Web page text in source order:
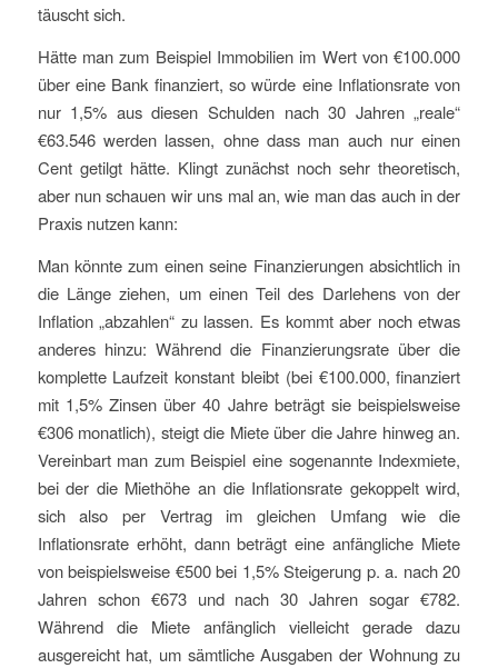
täuscht sich.
Hätte man zum Beispiel Immobilien im Wert von €100.000
über eine Bank finanziert, so würde eine Inflationsrate von
nur 1,5% aus diesen Schulden nach 30 Jahren „reale“
€63.546 werden lassen, ohne dass man auch nur einen
Cent getilgt hätte. Klingt zunächst noch sehr theoretisch,
aber nun schauen wir uns mal an, wie man das auch in der
Praxis nutzen kann:
Man könnte zum einen seine Finanzierungen absichtlich in
die Länge ziehen, um einen Teil des Darlehens von der
Inflation „abzahlen“ zu lassen. Es kommt aber noch etwas
anderes hinzu: Während die Finanzierungsrate über die
komplette Laufzeit konstant bleibt (bei €100.000, finanziert
mit 1,5% Zinsen über 40 Jahre beträgt sie beispielsweise
€306 monatlich), steigt die Miete über die Jahre hinweg an.
Vereinbart man zum Beispiel eine sogenannte Indexmiete,
bei der die Miethöhe an die Inflationsrate gekoppelt wird,
sich also per Vertrag im gleichen Umfang wie die
Inflationsrate erhöht, dann beträgt eine anfängliche Miete
von beispielsweise €500 bei 1,5% Steigerung p. a. nach 20
Jahren schon €673 und nach 30 Jahren sogar €782.
Während die Miete anfänglich vielleicht gerade dazu
ausgereicht hat, um sämtliche Ausgaben der Wohnung zu